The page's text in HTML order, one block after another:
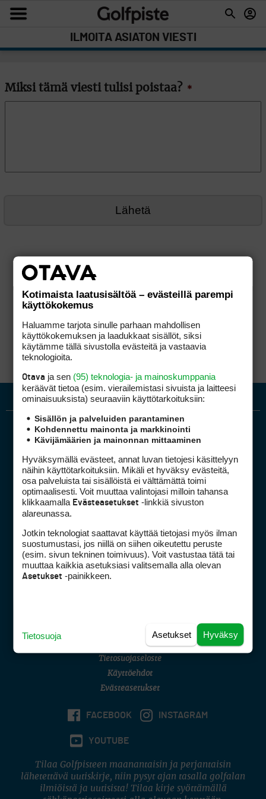
ILMOITA ASIATON VIESTI
Miksi tämä viesti tulisi poistaa? *
Golfpiste mediakortti
Golfpisteen yhteystiedot
DSA avoimuusraportti
Asiakaspalvelu
(digi) digi@otavamedia.fi
Tietosuojaseloste
Käyttöehdot
Evästeasetukset
FACEBOOK INSTAGRAM
YOUTUBE
Tilaa Golfpisteen maanantaisin ja perjantaisin
lähetettävä uutiskirje, niin pysyt ajan tasalla golfalan
ilmiöistä ja uutisista! Tilaa kirje syöttämällä
Kotimaista laatusisältöä – evästeillä parempi
käyttökokemus
Haluamme tarjota sinulle parhaan mahdollisen
käyttökokemuksen ja laadukkaat sisällöt, siksi
käytämme tällä sivustolla evästeitä ja vastaavia
teknologioita.
Otava ja sen (95) teknologia- ja mainoskumppania
keräävät tietoa (esim. vierailemis­tasi sivuista ja laitteesi
ominaisuuk­sista) seuraaviin käyttötarkoituksiin:
Sisällön ja palveluiden parantaminen
Kohdennettu mainonta ja markkinointi
Kävijämäärien ja mainonnan mittaaminen
Hyväksymällä evästeet, annat luvan tietojesi käsittelyyn
näihin käyttötarkoituksiin. Mikäli et hyväksy evästeitä,
osa palveluista tai sisällöistä ei välttämättä toimi
optimaalisesti. Voit muuttaa valintojasi milloin tahansa
klikkaamalla Evästeasetukset -linkkiä sivuston
alareunassa.
Jotkin teknologiat saattavat käyttää tietojasi myös ilman
suostumustasi, jos niillä on siihen oikeutettu peruste
(esim. sivun tekninen toimivuus). Voit vastustaa tätä tai
muuttaa kaikkia asetuksiasi valitsemalla alla olevan
Asetukset -painikkeen.
Hyväksy
Asetukset
Tietosuoja